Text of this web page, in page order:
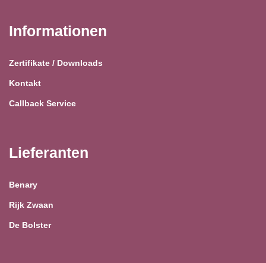
Informationen
Zertifikate / Downloads
Kontakt
Callback Service
Lieferanten
Benary
Rijk Zwaan
De Bolster